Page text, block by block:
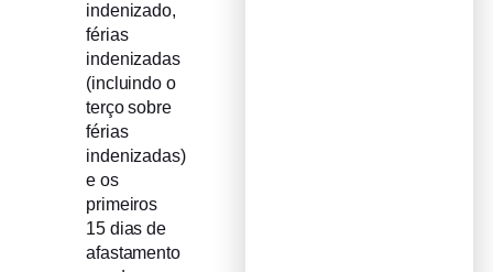
indenizado,
férias
indenizadas
(incluindo o
terço sobre
férias
indenizadas)
e os
primeiros
15 dias de
afastamento